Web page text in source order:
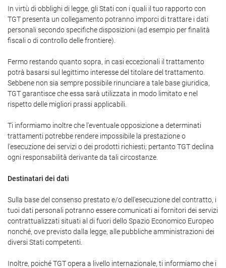
In virtù di obblighi di legge, gli Stati con i quali il tuo rapporto con
TGT presenta un collegamento potranno imporci di trattare i dati
personali secondo specifiche disposizioni (ad esempio per finalità
fiscali o di controllo delle frontiere).
Fermo restando quanto sopra, in casi eccezionali il trattamento
potrà basarsi sul legittimo interesse del titolare del trattamento.
Sebbene non sia sempre possibile rinunciare a tale base giuridica,
TGT garantisce che essa sarà utilizzata in modo limitato e nel
rispetto delle migliori prassi applicabili.
Ti informiamo inoltre che l'eventuale opposizione a determinati
trattamenti potrebbe rendere impossibile la prestazione o
l'esecuzione dei servizi o dei prodotti richiesti; pertanto TGT declina
ogni responsabilità derivante da tali circostanze.
Destinatari dei dati
Sulla base del consenso prestato e/o dell'esecuzione del contratto, i
tuoi dati personali potranno essere comunicati ai fornitori dei servizi
contrattualizzati situati al di fuori dello Spazio Economico Europeo
nonché, ove previsto dalla legge, alle pubbliche amministrazioni dei
diversi Stati competenti.
Inoltre, poiché TGT opera a livello internazionale, ti informiamo che i